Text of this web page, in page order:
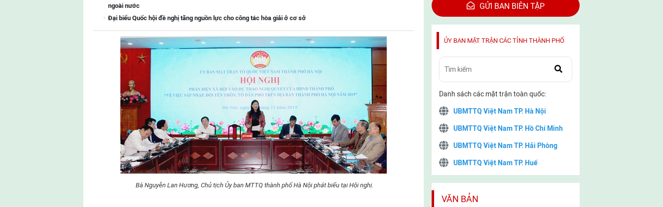
ngoài nước
Đại biểu Quốc hội đề nghị tăng nguồn lực cho công tác hòa giải ở cơ sở
Bà Nguyễn Lan Hương, Chủ tịch Ủy ban MTTQ thành phố Hà Nội phát biểu tại Hội nghị.
GỬI BAN BIÊN TẬP
ỦY BAN MẶT TRẬN CÁC TỈNH THÀNH PHỐ
Danh sách các mặt trận toàn quốc:
UBMTTQ Việt Nam TP. Hà Nội
UBMTTQ Việt Nam TP. Hồ Chí Minh
UBMTTQ Việt Nam TP. Hải Phòng
UBMTTQ Việt Nam TP. Huế
UBMTTQ Việt Nam TP. Cần Thơ
VĂN BẢN